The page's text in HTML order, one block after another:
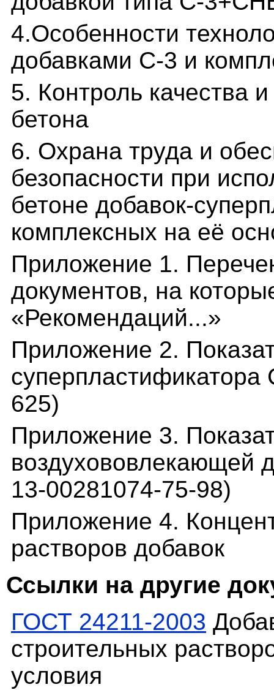
4.Особенности
добавками С-3 и
5. Контроль качества
бетона
6. Охрана труда и
безопасности при
бетоне добавок-
комплексных на её
Приложение 1.
документов, на
«Рекомендаций...»
Приложение 2.
625)
Приложение 3.
воздухововлекающей
13-00281074-75-98)
Приложение 4.
растворов добавок
Ссылки на другие
ГОСТ 24211-2003
строительных
условия